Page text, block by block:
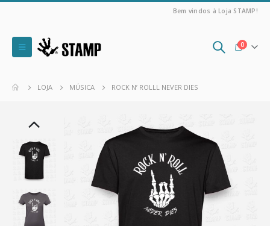
Bem vindos à Loja STAMP!
0
LOJA MÚSICA ROCK N’ ROLLL NEVER DIES